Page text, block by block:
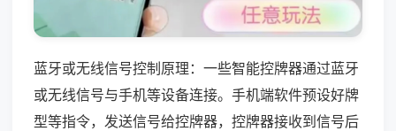
蓝牙或无线信号控制原理：一些智能控牌器通过蓝牙
或无线信号与手机等设备连接。手机端软件预设好牌
型等指令，发送信号给控牌器，控牌器接收到信号后